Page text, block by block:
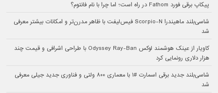
پیکاپ برقی فورد Fathom در راه است؛ اما چرا با نام فانتوم؟
شاسی‌بلند ماهیندرا Scorpio-N فیس‌لیفت با ظاهر مدرن‌تر و امکانات بیشتر معرفی
شد
کاویار از عینک هوشمند لوکس Odyssey Ray-Ban با طراحی اشرافی و قیمت چند
هزار دلاری رونمایی کرد
شاسی‌بلند جدید برقی اسمارت #۱ با معماری ۸۰۰ ولتی و فناوری جدید جیلی معرفی
شد